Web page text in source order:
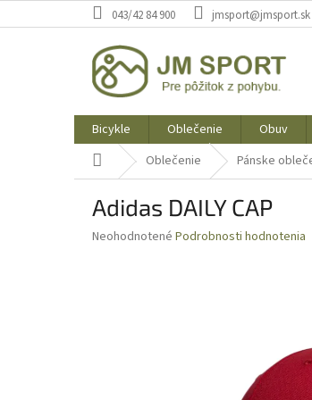
na
043/42 84 900 jmsport@jmsport.sk
Bicykle Oblečenie Obuv
Domov Oblečenie Pánske
Adidas DAILY CAP
Priemerné
Neohodnotené Podrobnosti hodnotenia